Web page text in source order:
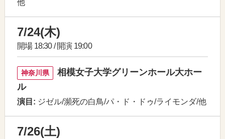
他
7/24(木)
開場 18:30 / 開演 19:00
神奈川県
相模女子大学グリーンホール大ホー
ル
演目: ジゼル/瀕死の白鳥/パ・ド・ドゥ/ライモンダ/他
7/26(土)